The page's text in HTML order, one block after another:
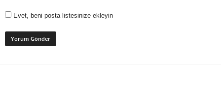
Evet, beni posta listesinize ekleyin